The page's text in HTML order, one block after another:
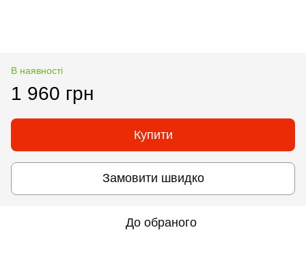
В наявності
1 960 грн
Купити
Замовити швидко
До обраного